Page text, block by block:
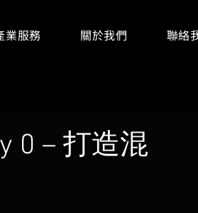
業服務 關於我們 聯絡
0 – 打造混